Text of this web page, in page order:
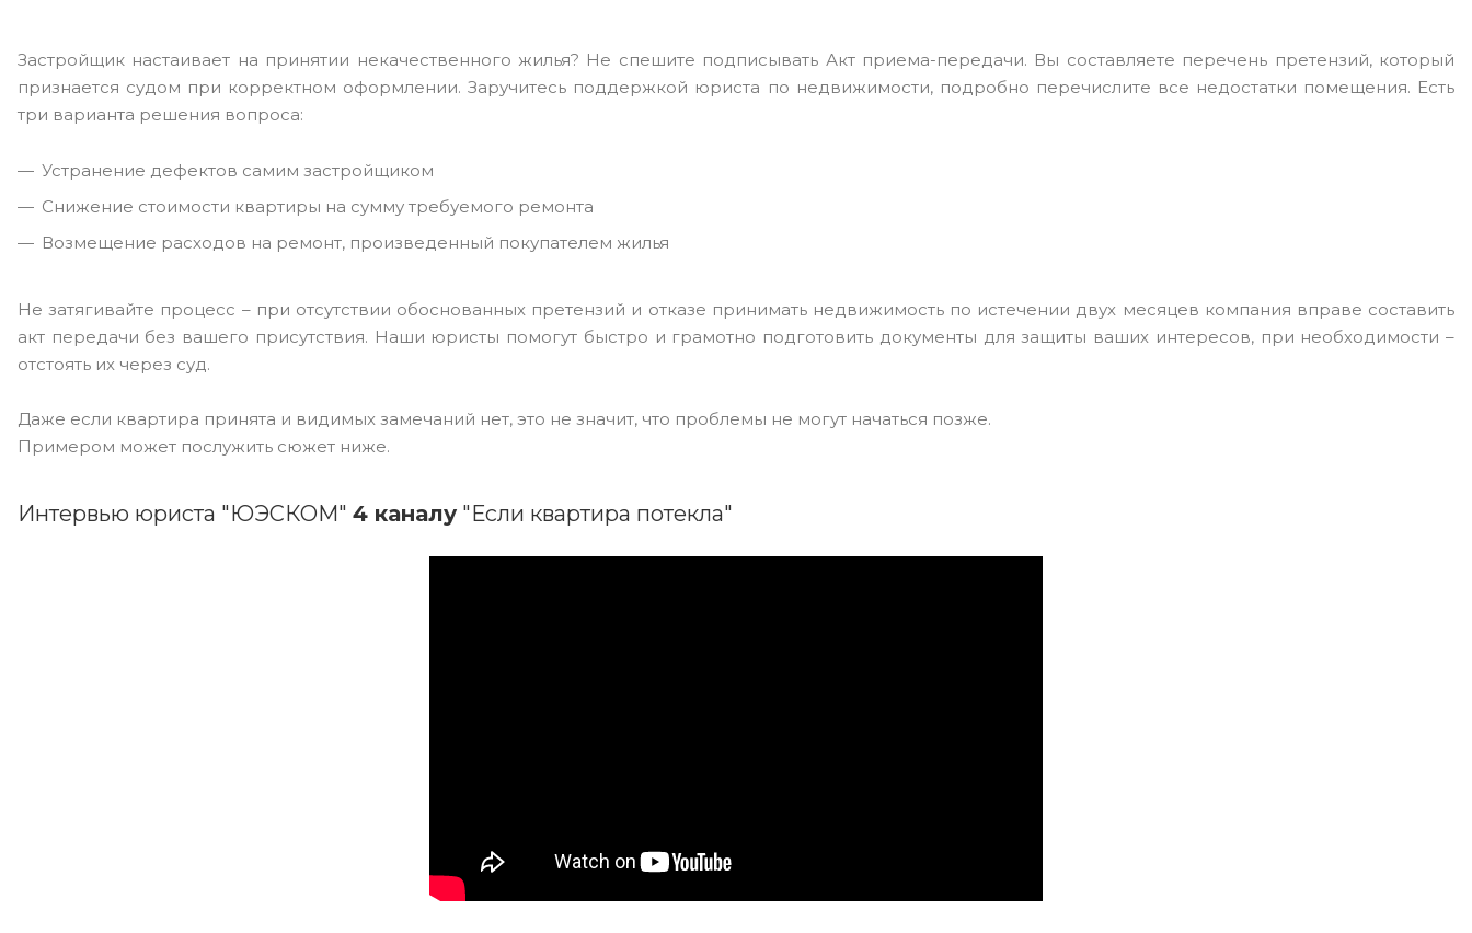
Застройщик настаивает на принятии некачественного жилья? Не спешите подписывать Акт приема-передачи. Вы составляете перечень претензий, который
признается судом при корректном оформлении. Заручитесь поддержкой юриста по недвижимости, подробно перечислите все недостатки помещения. Есть
три варианта решения вопроса:
Устранение дефектов самим застройщиком
Снижение стоимости квартиры на сумму требуемого ремонта
Возмещение расходов на ремонт, произведенный покупателем жилья
Не затягивайте процесс – при отсутствии обоснованных претензий и отказе принимать недвижимость по истечении двух месяцев компания вправе составить
акт передачи без вашего присутствия. Наши юристы помогут быстро и грамотно подготовить документы для защиты ваших интересов, при необходимости –
отстоять их через суд.
Даже если квартира принята и видимых замечаний нет, это не значит, что проблемы не могут начаться позже.
Примером может послужить сюжет ниже.
Интервью юриста "ЮЭСКОМ" 4 каналу "Если квартира потекла"